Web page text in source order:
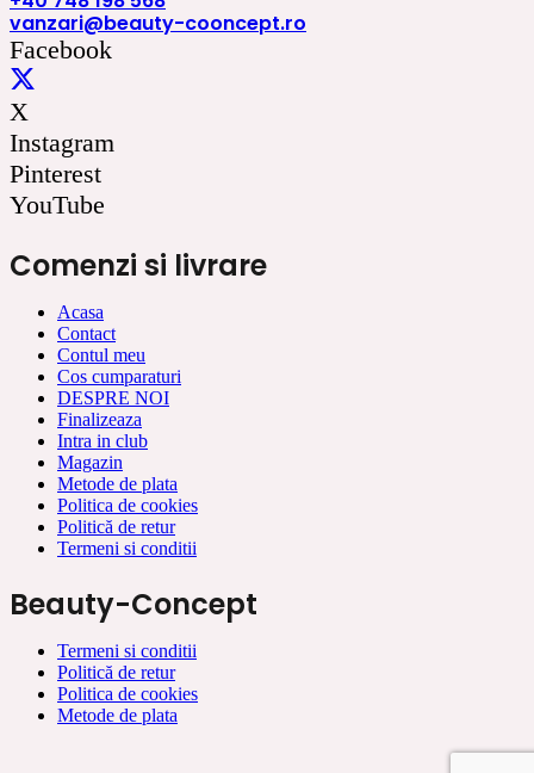
vanzari@beauty-cooncept.ro
Facebook
X
Instagram
Pinterest
YouTube
Comenzi si livrare
Acasa
Contact
Contul meu
Cos cumparaturi
DESPRE NOI
Finalizeaza
Intra in club
Magazin
Metode de plata
Politica de cookies
Politică de retur
Termeni si conditii
Beauty-Concept
Termeni si conditii
Politică de retur
Politica de cookies
Metode de plata